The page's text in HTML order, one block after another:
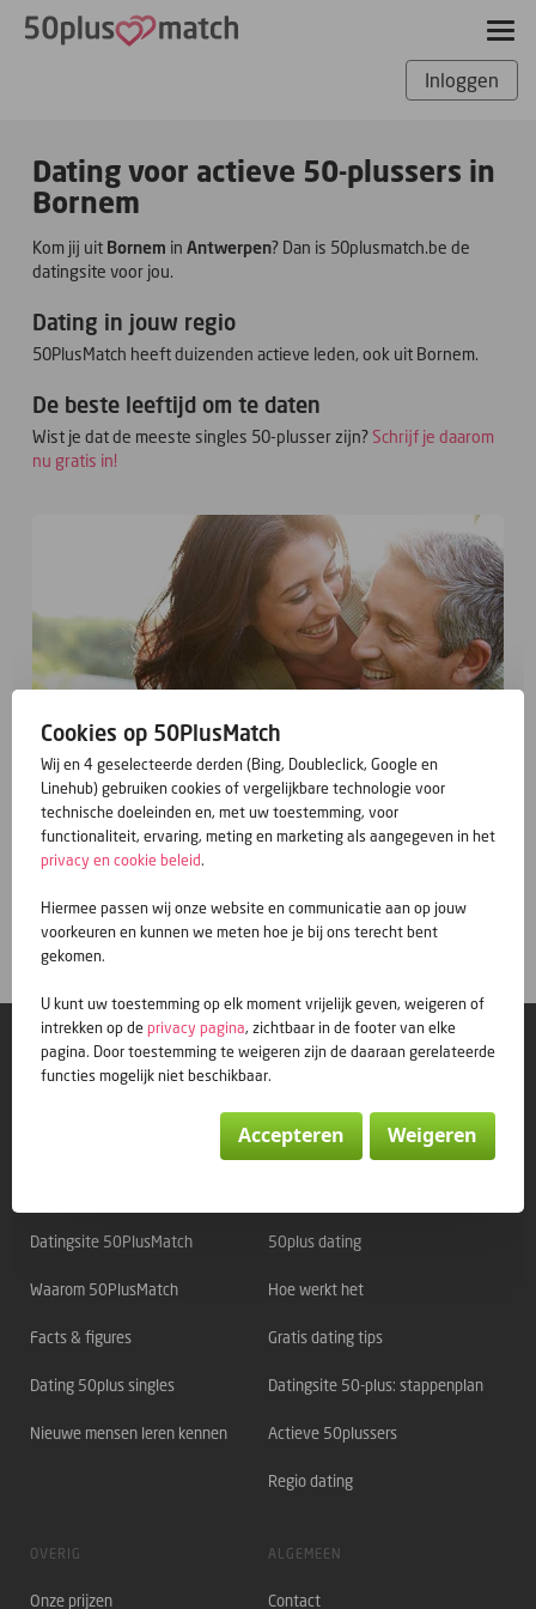
Inloggen
Dating voor actieve 50-plussers in
Bornem
Kom jij uit Bornem in Antwerpen? Dan is 50plusmatch.be de
datingsite voor jou.
Dating in jouw regio
50PlusMatch heeft duizenden actieve leden, ook uit Bornem.
De beste leeftijd om te daten
Wist je dat de meeste singles 50-plusser zijn?Schrijf je daarom
nu gratis in!
Gratis inschrijven
© 50PlusMatch
Datingsite 50PlusMatch
Waarom 50PlusMatch
Facts & figures
Dating 50plus singles
Nieuwe mensen leren kennen
50plus dating
Hoe werkt het
Gratis dating tips
Datingsite 50-plus: stappenplan
Actieve 50plussers
Regio dating
OVERIG
Onze prijzen
ALGEMEEN
Contact
Cookies op 50PlusMatch
Wij en 4 geselecteerde derden (Bing, Doubleclick, Google en
Linehub) gebruiken cookies of vergelijkbare technologie voor
technische doeleinden en, met uw toestemming, voor
functionaliteit, ervaring, meting en marketing als aangegeven in het
privacy en cookie beleid.
Hiermee passen wij onze website en communicatie aan op jouw
voorkeuren en kunnen we meten hoe je bij ons terecht bent
gekomen.
U kunt uw toestemming op elk moment vrijelijk geven, weigeren of
intrekken op deprivacy pagina, zichtbaar in de footer van elke
pagina. Door toestemming te weigeren zijn de daaraan gerelateerde
functies mogelijk niet beschikbaar.
Accepteren Weigeren